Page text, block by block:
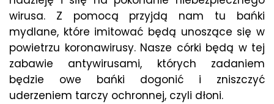
wirusa. Z pomocą przyjdą nam tu bańki
mydlane, które imitować będą unoszące się w
powietrzu koronawirusy. Nasze córki będą w tej
zabawie antywirusami, których zadaniem
będzie owe bańki dogonić i zniszczyć
uderzeniem tarczy ochronnej, czyli dłoni.